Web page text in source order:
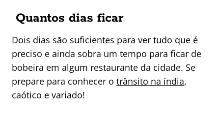
Quantos dias ficar
Dois dias são suficientes para ver tudo que é
preciso e ainda sobra um tempo para ficar de
bobeira em algum restaurante da cidade. Se
prepare para conhecer o trânsito na índia,
caótico e variado!